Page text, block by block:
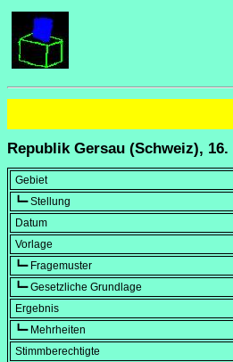
Republik Gersau (Schweiz),
Gebiet
┗━ Stellung
Datum
Vorlage
┗━ Fragemuster
┗━ Gesetzliche Grundlage
Ergebnis
┗━ Mehrheiten
Stimmberechtigte